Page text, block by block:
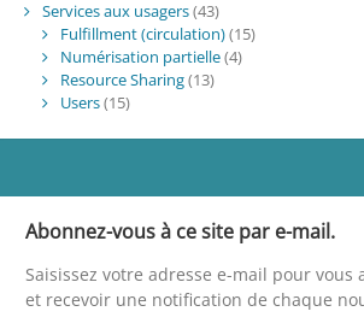
Services aux usagers(43)
Fulfillment (circulation)(15)
Numérisation partielle(4)
Resource Sharing(13)
Users(15)
Abonnez-vous à ce site par e-mail.
Saisissez votre adresse e-mail pour vous
et recevoir une notification de chaque